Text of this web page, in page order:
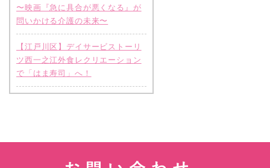
〜映画『急に具合が悪くなる』が
問いかける介護の未来〜
【江戸川区】デイサービストーリ
ツ西一之江外食レクリエーション
で「はま寿司」へ！